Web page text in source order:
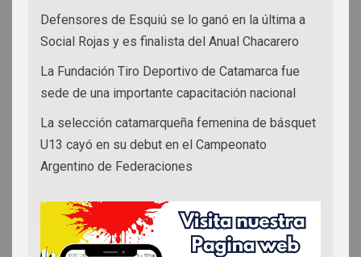
Defensores de Esquiú se lo ganó en la última a
Social Rojas y es finalista del Anual Chacarero
La Fundación Tiro Deportivo de Catamarca fue
sede de una importante capacitación nacional
La selección catamarqueña femenina de básquet
U13 cayó en su debut en el Campeonato
Argentino de Federaciones